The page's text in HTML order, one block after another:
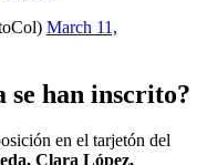
March 11,
se han inscrito?
en el tarjetón del
Clara López,